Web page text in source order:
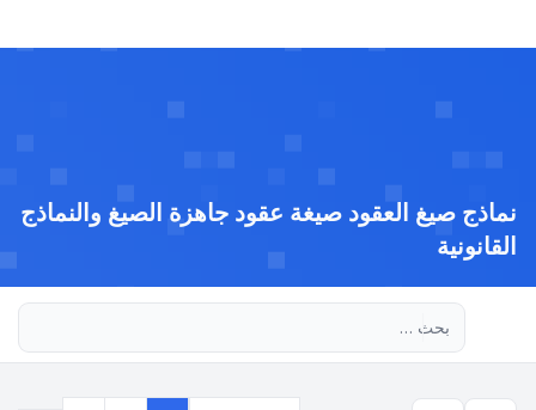
نماذج صيغ العقود صيغة عقود جاهزة الصيغ والنماذج
القانونية